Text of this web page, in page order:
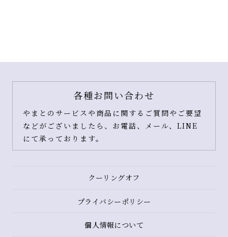
各種お問い合わせ
やまとのサービスや商品に関するご質問やご要望
などがございましたら、お電話、メール、LINE
にて承っております。
クーリングオフ
プライバシーポリシー
個人情報について